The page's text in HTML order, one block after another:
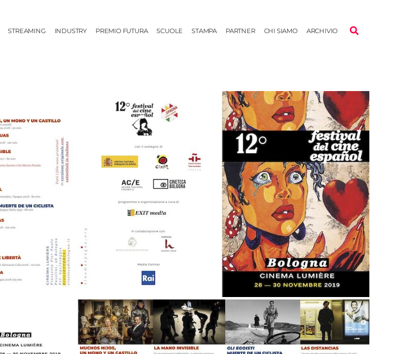
STREAMING INDUSTRY PREMIO FUTURA SCUOLE STAMPA PARTNER CHI SIAMO ARCHIVIO